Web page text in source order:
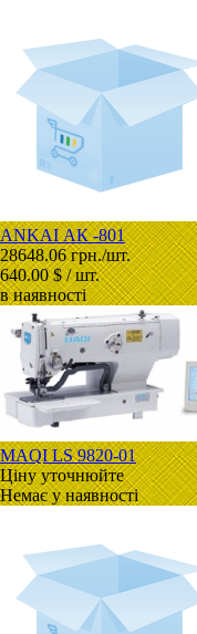
ANKAI АК -801
28648.06 грн./шт.
640.00 $ / шт.
в наявності
MAQI LS 9820-01
Ціну уточнюйте
Немає у наявності